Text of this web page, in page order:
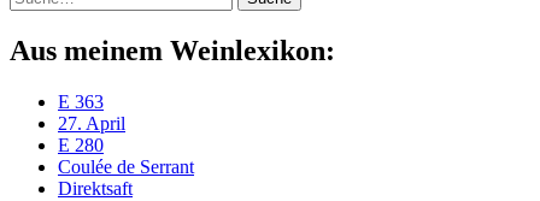
Aus meinem Weinlexikon:
E 363
27. April
E 280
Coulée de Serrant
Direktsaft